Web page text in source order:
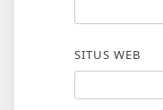
SITUS WEB